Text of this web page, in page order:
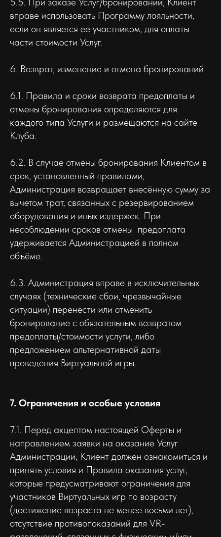
вправе использовать Программу лояльности,
если он является ее участником, для оплаты
части стоимости Услуг.
6. Возврат, изменение и отмена бронирований
6.1. Правила и сроки возврата предоплаты и
отмены бронирования определяются для
каждого типа Услуги и размещаются на сайте
Клуба.
6.2. В случае отмены бронирования Клиентом в
срок, установленный правилами,
Администрация возвращает внесённую сумму за
вычетом трат, связанных с резервированием
оборудования и иных издержек. При
несоблюдении сроков отмены предоплата
удерживается Администрацией в полном
объёме.
6.3. Администрация вправе в исключительных
случаях (технические сбои, чрезвычайные
ситуации) перенести или отменить
бронирование с обязательным возвратом
предоплаты/стоимости услуги, либо
предложением альтернативной даты
проведения Виртуальной игры.
7. Ограничения и особые условия
7.1. Перед акцептом настоящей Оферты и
направлением заявки на оказание Услуг
Администрации, Клиент должен ознакомиться и
принять условия и Правила оказания услуг,
которые предусматривают ограничения для
участников Виртуальных игр по возрасту
(достижение возраста не менее восьми лет),
отсутствие противопоказаний для VR-